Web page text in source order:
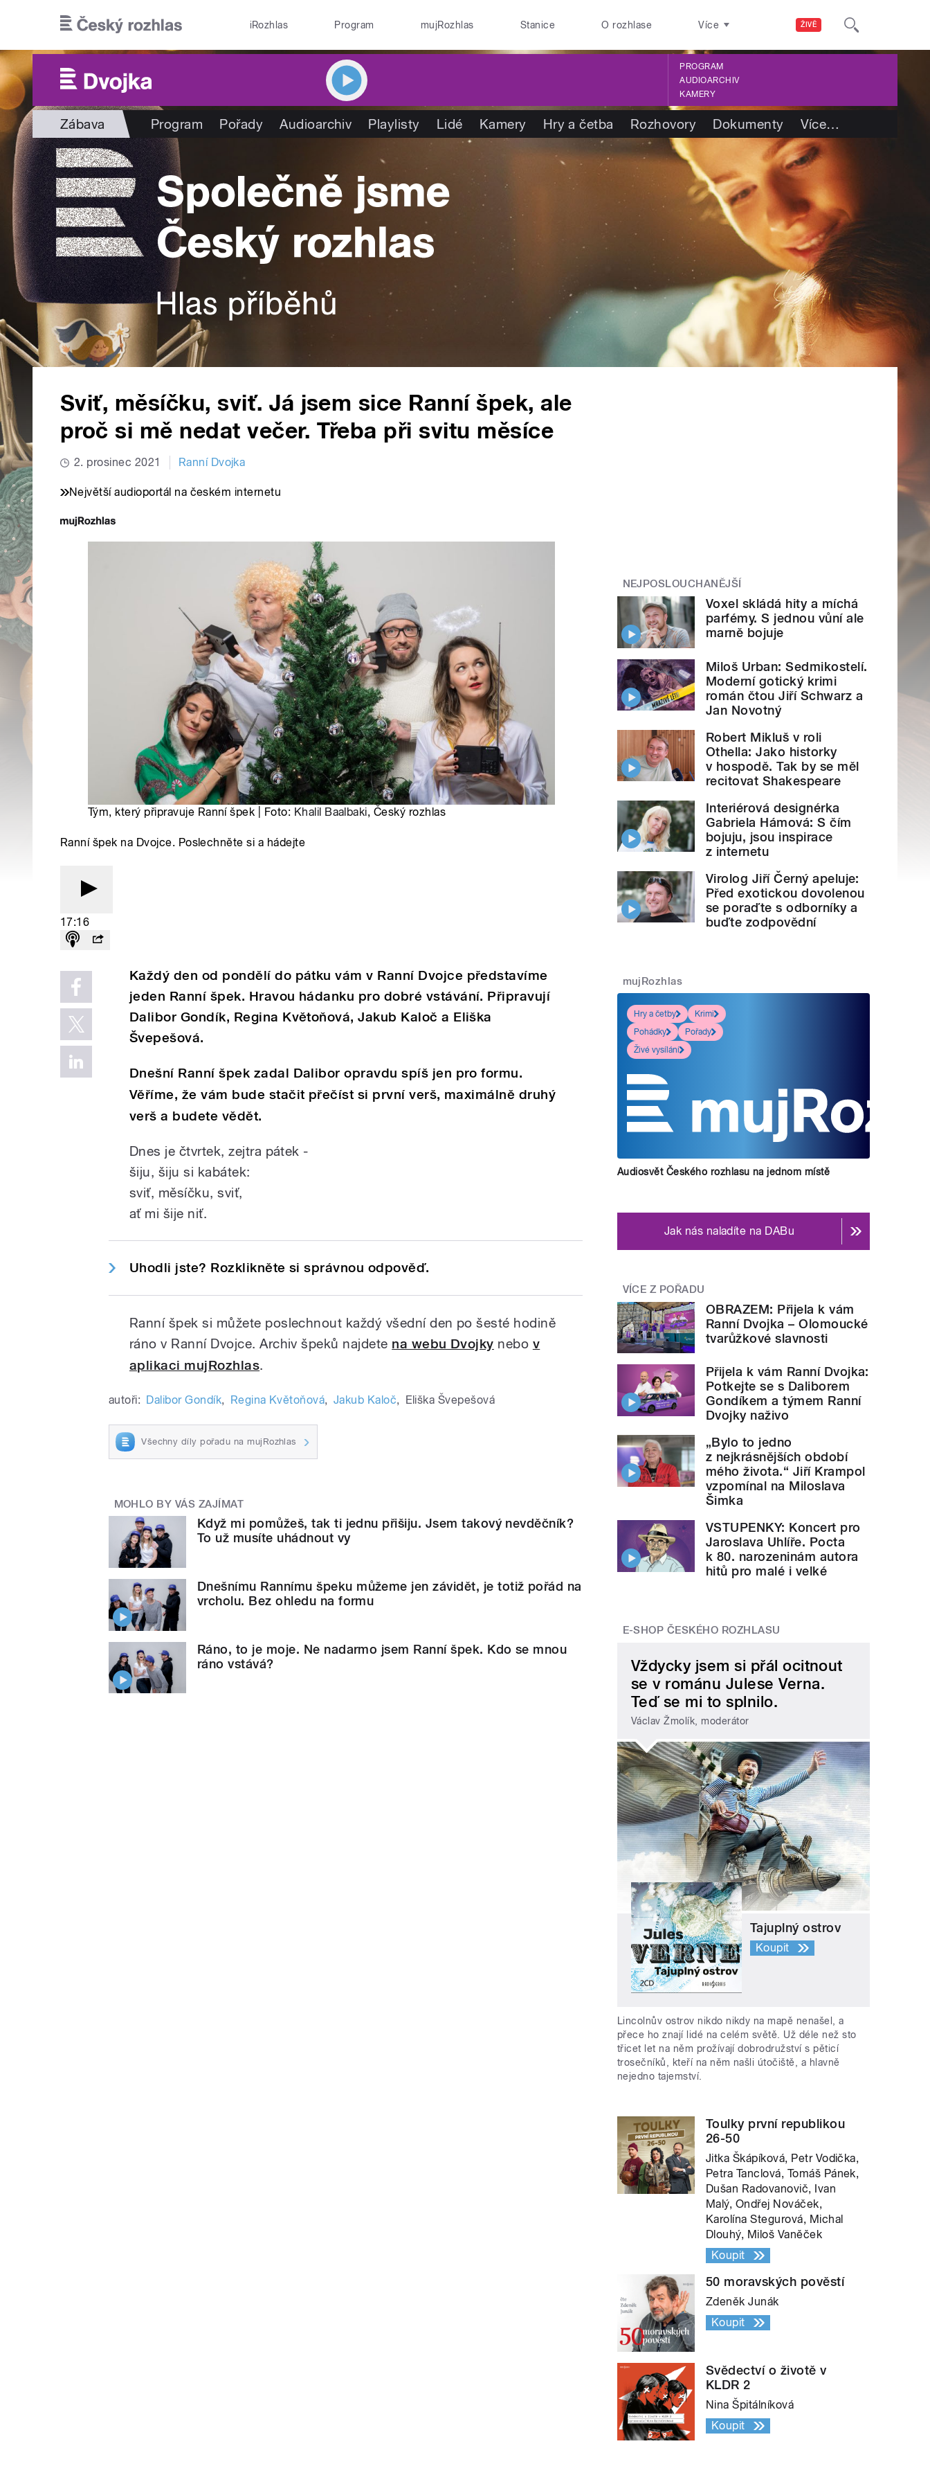
ŽIVĚ
iRozhlas Program mujRozhlas Stanice O rozhlase Více
PROGRAM
AUDIOARCHIV
KAMERY
Zábava Program Pořady Audioarchiv Playlisty Lidé Kamery Hry a četba Rozhovory Dokumenty Více…
Sviť, měsíčku, sviť. Já jsem sice Ranní špek, ale
proč si mě nedat večer. Třeba při svitu měsíce
2. prosinec 2021 Ranní Dvojka
Největší audioportál na českém internetu
Tým, který připravuje Ranní špek | Foto: Khalil Baalbaki, Český rozhlas
Ranní špek na Dvojce. Poslechněte si a hádejte
17:16
Každý den od pondělí do pátku vám v Ranní Dvojce představíme
jeden Ranní špek. Hravou hádanku pro dobré vstávání. Připravují
Dalibor Gondík, Regina Květoňová, Jakub Kaloč a Eliška
Švepešová.
Dnešní Ranní špek zadal Dalibor opravdu spíš jen pro formu.
Věříme, že vám bude stačit přečíst si první verš, maximálně druhý
verš a budete vědět.
Dnes je čtvrtek, zejtra pátek -
šiju, šiju si kabátek:
sviť, měsíčku, sviť,
ať mi šije niť.
Uhodli jste? Rozklikněte si správnou odpověď.
Ranní špek si můžete poslechnout každý všední den po šesté hodině
ráno v Ranní Dvojce. Archiv špeků najdete na webu Dvojky nebo v
aplikaci mujRozhlas.
autoři: Dalibor Gondík, Regina Květoňová, Jakub Kaloč, Eliška Švepešová
Všechny díly pořadu na mujRozhlas
MOHLO BY VÁS ZAJÍMAT
Když mi pomůžeš, tak ti jednu přišiju. Jsem takový nevděčník?
To už musíte uhádnout vy
Dnešnímu Rannímu špeku můžeme jen závidět, je totiž pořád na
vrcholu. Bez ohledu na formu
Ráno, to je moje. Ne nadarmo jsem Ranní špek. Kdo se mnou
ráno vstává?
NEJPOSLOUCHANĚJŠÍ
Voxel skládá hity a míchá
parfémy. S jednou vůní ale
marně bojuje
Miloš Urban: Sedmikostelí.
Moderní gotický krimi
román čtou Jiří Schwarz a
Jan Novotný
Robert Mikluš v roli
Othella: Jako historky
v hospodě. Tak by se měl
recitovat Shakespeare
Interiérová designérka
Gabriela Hámová: S čím
bojuju, jsou inspirace
z internetu
Virolog Jiří Černý apeluje:
Před exotickou dovolenou
se poraďte s odborníky a
buďte zodpovědní
mujRozhlas
Hry a četby
Krimi
Pohádky
Pořady
Živé vysílání
Audiosvět Českého rozhlasu na jednom místě
Jak nás naladíte na DABu
VÍCE Z POŘADU
OBRAZEM: Přijela k vám
Ranní Dvojka – Olomoucké
tvarůžkové slavnosti
Přijela k vám Ranní Dvojka:
Potkejte se s Daliborem
Gondíkem a týmem Ranní
Dvojky naživo
„Bylo to jedno
z nejkrásnějších období
mého života.“ Jiří Krampol
vzpomínal na Miloslava
Šimka
VSTUPENKY: Koncert pro
Jaroslava Uhlíře. Pocta
k 80. narozeninám autora
hitů pro malé i velké
E-SHOP ČESKÉHO ROZHLASU
Vždycky jsem si přál ocitnout
se v románu Julese Verna.
Teď se mi to splnilo.
Václav Žmolík, moderátor
Tajuplný ostrov
Koupit
Lincolnův ostrov nikdo nikdy na mapě nenašel, a
přece ho znají lidé na celém světě. Už déle než sto
třicet let na něm prožívají dobrodružství s pěticí
trosečníků, kteří na něm našli útočiště, a hlavně
nejedno tajemství.
Toulky první republikou
26-50
Jitka Škápíková, Petr Vodička,
Petra Tanclová, Tomáš Pánek,
Dušan Radovanovič, Ivan
Malý, Ondřej Nováček,
Karolína Stegurová, Michal
Dlouhý, Miloš Vaněček
Koupit
50 moravských pověstí
Zdeněk Junák
Koupit
Svědectví o životě v
KLDR 2
Nina Špitálníková
Koupit